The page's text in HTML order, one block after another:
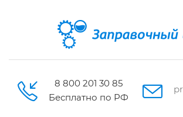
8 800 201 30 85
Бесплатно по РФ